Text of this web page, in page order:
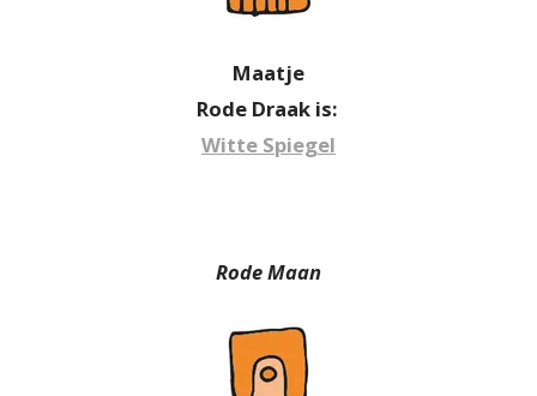
Maatje
Rode Draak is:
Witte Spiegel
Rode Maan